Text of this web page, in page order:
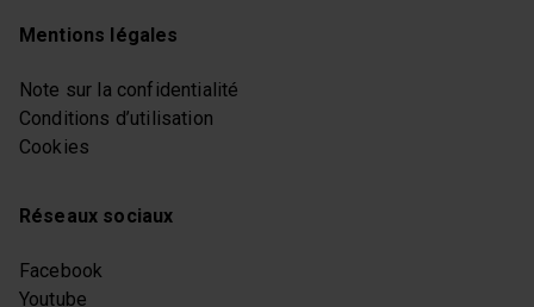
Mentions légales
Note sur la confidentialité
Conditions d’utilisation
Cookies
Réseaux sociaux
Facebook
Youtube